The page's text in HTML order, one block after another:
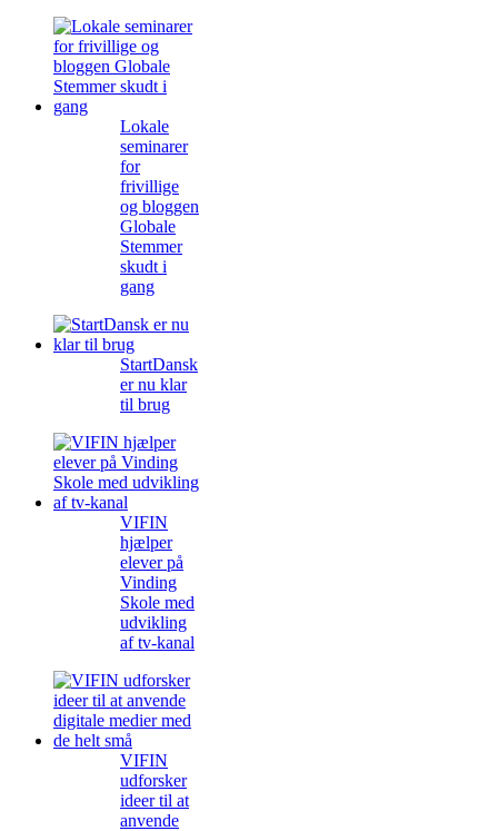
Lokale
seminarer
for
frivillige
og bloggen
Globale
Stemmer
skudt i
gang
StartDansk
er nu klar
til brug
VIFIN
hjælper
elever på
Vinding
Skole med
udvikling
af tv-kanal
VIFIN
udforsker
ideer til at
anvende